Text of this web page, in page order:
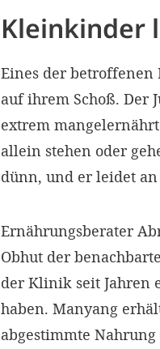
Kleinkinder
Eines der
auf ihrem Schoß. Der
extrem
allein stehen oder
dünn, und er leidet
Ernährungsberater
Obhut der
der Klinik seit Jahren
haben. Manyang
abgestimmte